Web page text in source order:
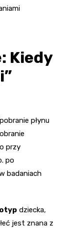
Kiedy
płynu
przy
po
badaniach
dziecka,
jest znana z